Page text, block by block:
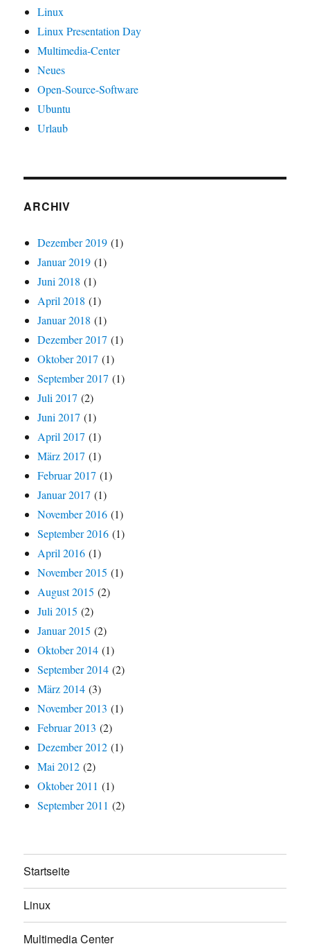
Linux
Linux Presentation Day
Multimedia-Center
Neues
Open-Source-Software
Ubuntu
Urlaub
ARCHIV
Dezember 2019 (1)
Januar 2019 (1)
Juni 2018 (1)
April 2018 (1)
Januar 2018 (1)
Dezember 2017 (1)
Oktober 2017 (1)
September 2017 (1)
Juli 2017 (2)
Juni 2017 (1)
April 2017 (1)
März 2017 (1)
Februar 2017 (1)
Januar 2017 (1)
November 2016 (1)
September 2016 (1)
April 2016 (1)
November 2015 (1)
August 2015 (2)
Juli 2015 (2)
Januar 2015 (2)
Oktober 2014 (1)
September 2014 (2)
März 2014 (3)
November 2013 (1)
Februar 2013 (2)
Dezember 2012 (1)
Mai 2012 (2)
Oktober 2011 (1)
September 2011 (2)
Startseite
Linux
Multimedia Center